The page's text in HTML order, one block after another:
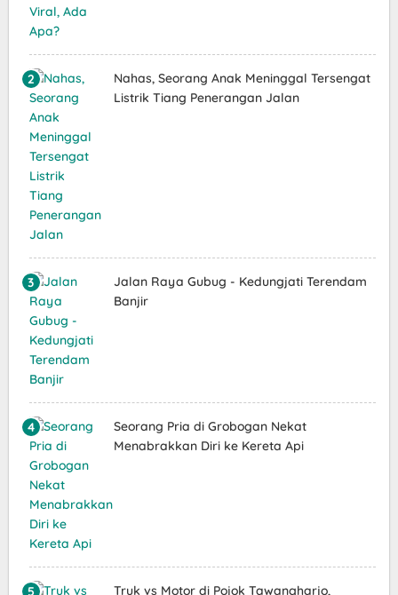
Nahas, Seorang Anak Meninggal Tersengat
Listrik Tiang Penerangan Jalan
Jalan Raya Gubug - Kedungjati Terendam
Banjir
Seorang Pria di Grobogan Nekat
Menabrakkan Diri ke Kereta Api
Truk vs Motor di Pojok Tawangharjo,